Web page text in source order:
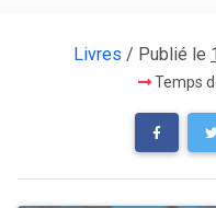
Livres / Publié le
Temps